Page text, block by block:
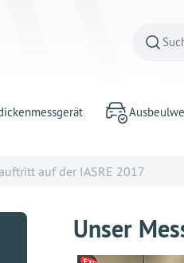
auf der IASRE 2017
Unser